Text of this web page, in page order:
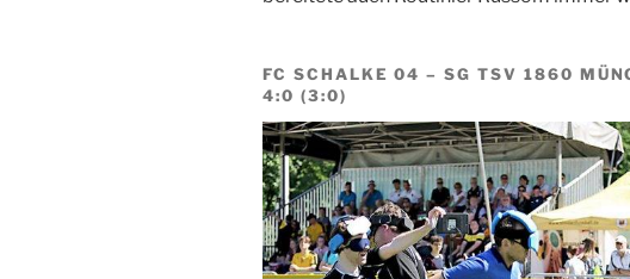
FC SCHALKE 04 – SG TSV 1860
4:0 (3:0)